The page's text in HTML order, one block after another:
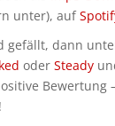
unter), auf
gefällt, dann
oder Steady
Bewertung